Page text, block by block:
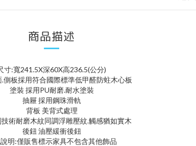
商品描述
寸:寬241.5X深60X高236.5(公分)
側板採用符合國際標準低甲醛防蛀木心板
塗裝 採用PU耐磨.耐水塗裝
抽屜 採用鋼珠滑軌
背板 美背式處理
術耐磨木紋同調浮雕壓紋.觸感猶如實木
後鈕 油壓緩衝後鈕
明:僅販售標示家具不包含其他飾品